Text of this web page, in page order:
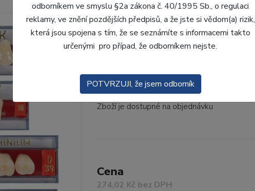
AcryRock 1x28 S61-
• Dvouvrstvé velmi estetické pryskyřičné
zub.• Díky použití speciální pryskyřice
Kód produktu: 803668
Zboží je dostupné na objednávku
Cena
274,02 Kč bez DPH
odborníkem ve smyslu §2a zákona č. 40/1995 Sb., o regulaci
reklamy, ve znění pozdějších předpisů, a že jste si vědom(a) rizik,
která jsou spojena s tím, že se seznámíte s informacemi takto
určenými pro případ, že odborníkem nejste.
POTVRZUJI, že jsem odborník